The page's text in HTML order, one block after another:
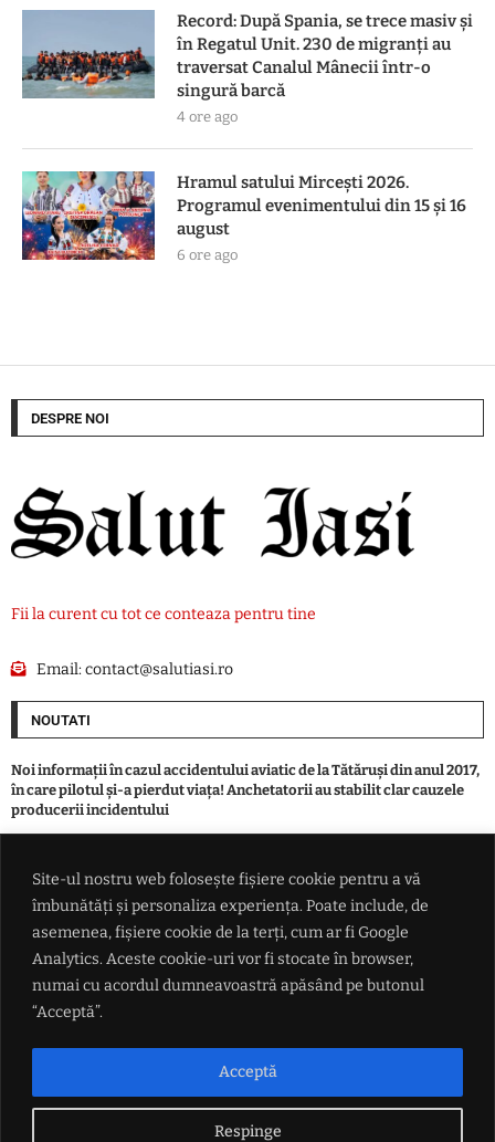
Site-ul nostru web folosește fișiere cookie pentru a vă
îmbunătăți și personaliza experiența. Poate include, de
asemenea, fișiere cookie de la terți, cum ar fi Google
Analytics. Aceste cookie-uri vor fi stocate în browser,
numai cu acordul dumneavoastră apăsând pe butonul
“Acceptă”.
Respinge
Acceptă
Record: După Spania, se trece masiv și
în Regatul Unit. 230 de migranți au
traversat Canalul Mânecii într-o
singură barcă
4 ore ago
Hramul satului Mircești 2026.
Programul evenimentului din 15 și 16
august
6 ore ago
DESPRE NOI
Fii la curent cu tot ce conteaza pentru tine
Email:contact@salutiasi.ro
NOUTATI
Noi informații în cazul accidentului aviatic de la Tătăruși din anul 2017,
în care pilotul și-a pierdut viața! Anchetatorii au stabilit clar cauzele
producerii incidentului
VIDEO Un depozit al unei companii bulgare care furnizează muniție
Ucrainei a fost zguduit de o explozie puternică
Botoşani: Femeie reţinută sub acuzaţia că, în luna aprilie, şi-a ucis
concubinul, l-a îngropat în curtea casei, după care a plecat la muncă în
străinătate / Rudele victimei anunţaseră dispariţia / Cadavrul,
descoperit după 4 luni
Record: După Spania, se trece masiv și în Regatul Unit. 230 de migranți